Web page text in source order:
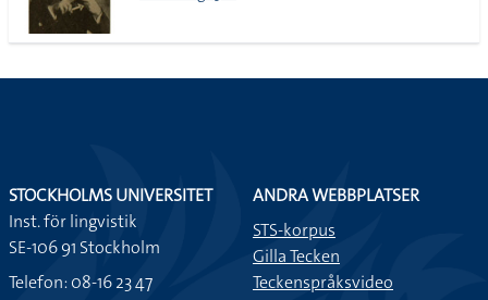
STOCKHOLMS UNIVERSITET
Inst. för lingvistik
SE-106 91 Stockholm
Telefon: 08-16 23 47
ANDRA WEBBPLATSER
STS-korpus
Gilla Tecken
Teckenspråksvideo